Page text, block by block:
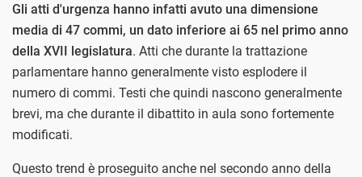
Gli atti d'urgenza hanno infatti avuto una dimensione
media di 47 commi, un dato inferiore ai 65 nel primo anno
della XVII legislatura. Atti che durante la trattazione
parlamentare hanno generalmente visto esplodere il
numero di commi. Testi che quindi nascono generalmente
brevi, ma che durante il dibattito in aula sono fortemente
modificati.
Questo trend è proseguito anche nel secondo anno della